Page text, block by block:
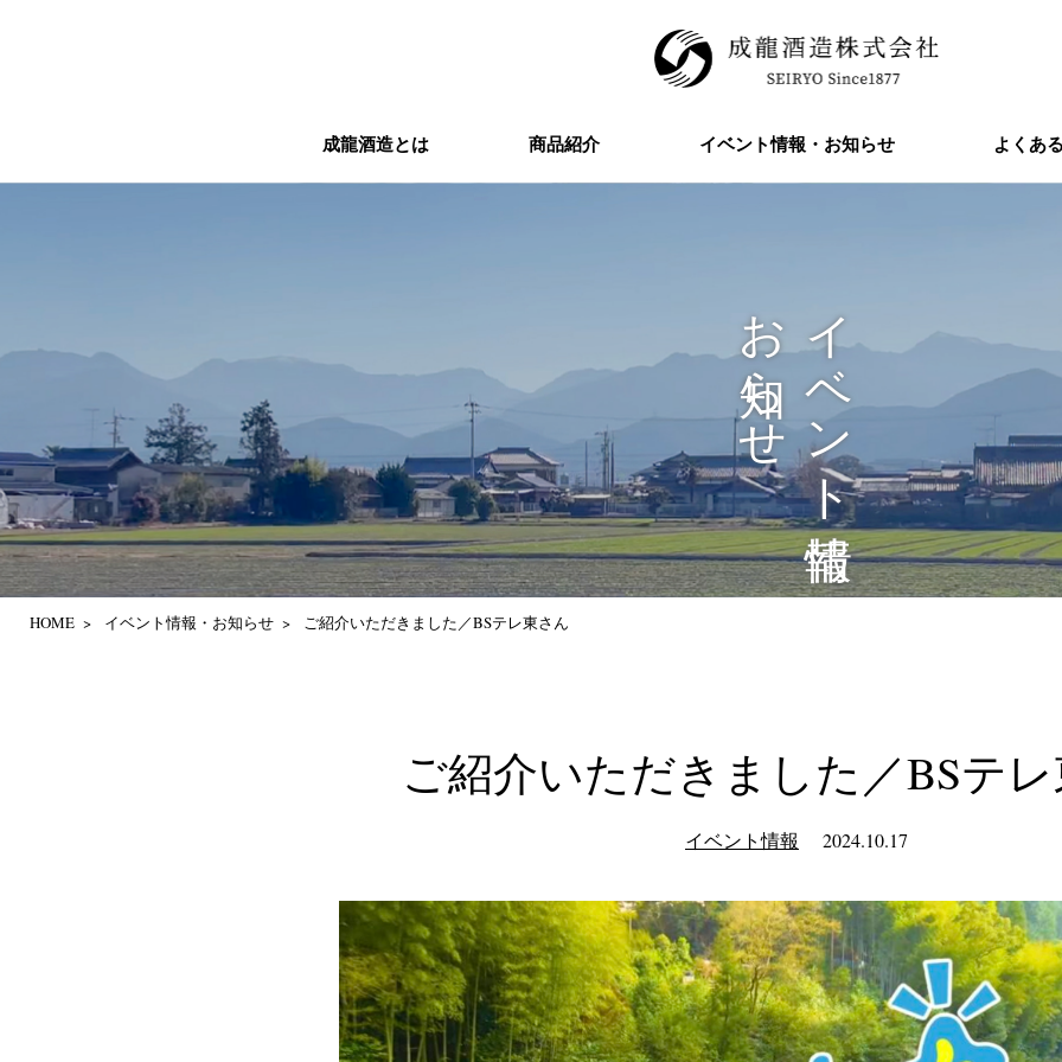
成龍酒造とは 商品紹介 イベント情報・お知らせ よくあ
イベント情報
お知らせ
HOME イベント情報・お知らせ ご紹介いただきました／BSテレ東さん
ご紹介いただきました／BSテ
イベント情報 2024.10.17